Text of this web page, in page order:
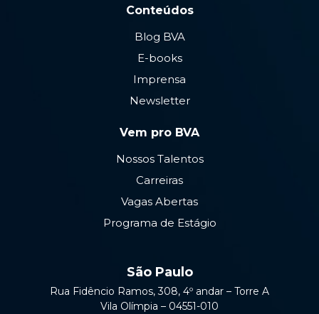
Conteúdos
Blog BVA
E-books
Imprensa
Newsletter
Vem pro BVA
Nossos Talentos
Carreiras
Vagas Abertas
Programa de Estágio
São Paulo
Rua Fidêncio Ramos, 308, 4º andar – Torre A
Vila Olímpia – 04551-010